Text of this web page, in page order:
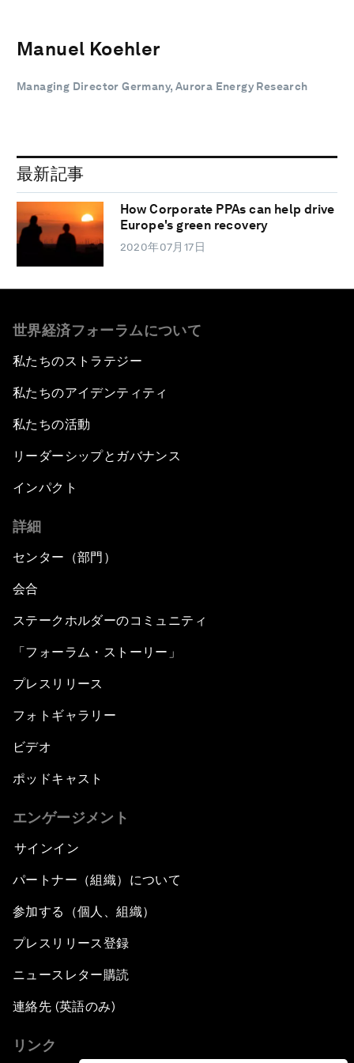
Manuel Koehler
Managing Director Germany, Aurora Energy Research
最新記事
How Corporate PPAs can help drive
Europe's green recovery
2020年07月17日
世界経済フォーラムについて
私たちのストラテジー
私たちのアイデンティティ
私たちの活動
リーダーシップとガバナンス
インパクト
詳細
センター（部門）
会合
ステークホルダーのコミュニティ
「フォーラム・ストーリー」
プレスリリース
フォトギャラリー
ビデオ
ポッドキャスト
エンゲージメント
サインイン
パートナー（組織）について
参加する（個人、組織）
プレスリリース登録
ニュースレター購読
連絡先 (英語のみ)
リンク